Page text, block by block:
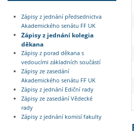
Zápisy z jednání předsednictva
Akademického senátu FF UK
Zápisy z jednání kolegia
děkana
Zápisy z porad děkana s
vedoucími základních součástí
Zápisy ze zasedání
Akademického senátu FF UK
Zápisy z jednání Ediční rady
Zápisy ze zasedání Vědecké
rady
Zápisy z jednání komisí fakulty